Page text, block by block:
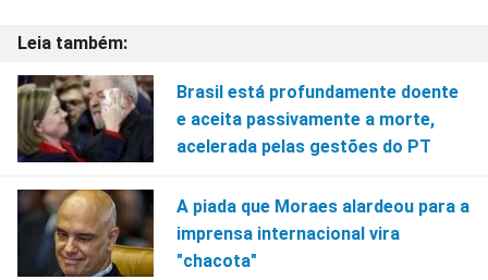
Brasil está profundamente doente
e aceita passivamente a morte,
acelerada pelas gestões do PT
A piada que Moraes alardeou para a
imprensa internacional vira
"chacota"